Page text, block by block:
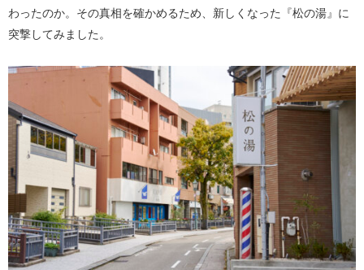
わったのか。その真相を確かめるため、新しくなった『松の湯』に
突撃してみました。